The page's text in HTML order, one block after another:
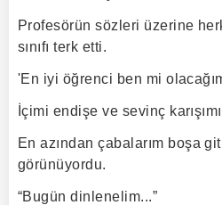
Profesörün sözleri üzerine
sınıfı terk etti.
'En iyi öğrenci ben mi
İçimi endişe ve sevinç
En azından çabalarım boşa
görünüyordu.
“Bugün dinlenelim...”